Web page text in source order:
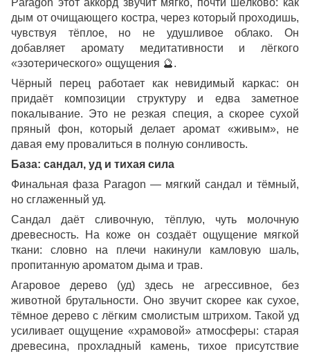
Paragon этот аккорд звучит мягко, почти шёлково: как
дым от очищающего костра, через который проходишь,
чувствуя тёплое, но не удушливое облако. Он
добавляет аромату медитативности и лёгкого
«эзотерического» ощущения 🔮.
Чёрный перец работает как невидимый каркас: он
придаёт композиции структуру и едва заметное
покалывание. Это не резкая специя, а скорее сухой
пряный фон, который делает аромат «живым», не
давая ему провалиться в полную сонливость.
База: сандал, уд и тихая сила
Финальная фаза Paragon — мягкий сандал и тёмный,
но сглаженный уд.
Сандал даёт сливочную, тёплую, чуть молочную
древесность. На коже он создаёт ощущение мягкой
ткани: словно на плечи накинули камловую шаль,
пропитанную ароматом дыма и трав.
Агаровое дерево (уд) здесь не агрессивное, без
животной брутальности. Оно звучит скорее как сухое,
тёмное дерево с лёгким смолистым штрихом. Такой уд
усиливает ощущение «храмовой» атмосферы: старая
древесина, прохладный камень, тихое присутствие